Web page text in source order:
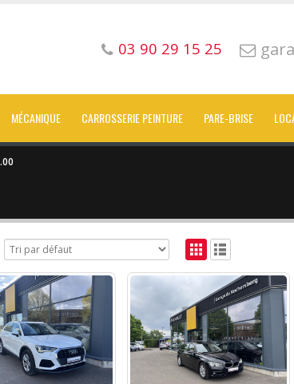
03 90 29 15 25
MÉCANIQUE CARROSSERIE PEINTURE PARE-BRISE